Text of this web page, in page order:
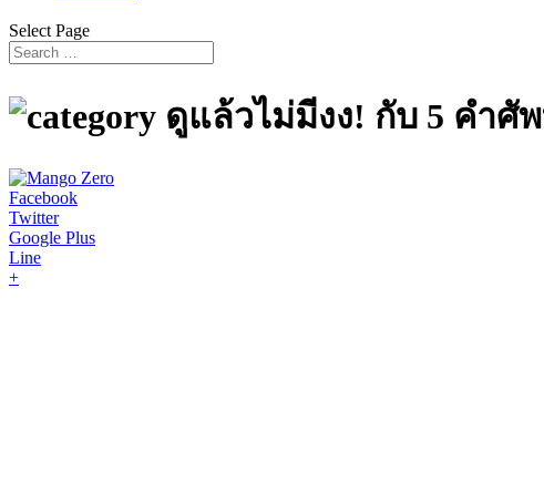
Select Page
ดูแล้วไม่มีงง! กับ 5 คำศั
Facebook
Twitter
Google Plus
Line
+